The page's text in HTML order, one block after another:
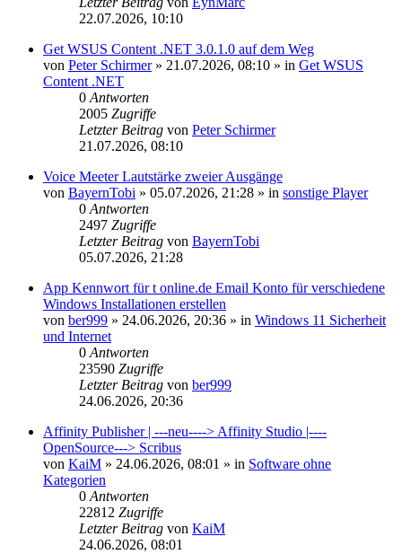
22.07.2026, 10:10
Get WSUS Content .NET 3.0.1.0 auf dem Weg
von Peter Schirmer» 21.07.2026, 08:10 » in Get WSUS
Content .NET
0Antworten
2005 Zugriffe
Letzter Beitrag von Peter Schirmer
21.07.2026, 08:10
Voice Meeter Lautstärke zweier Ausgänge
von BayernTobi » 05.07.2026, 21:28 » in sonstige Player
0Antworten
2497 Zugriffe
Letzter Beitrag von BayernTobi
05.07.2026, 21:28
App Kennwort für t online.de Email Konto für verschiedene
Windows Installationen erstellen
von ber999 » 24.06.2026, 20:36 » in Windows 11 Sicherheit
und Internet
0Antworten
23590 Zugriffe
Letzter Beitrag von ber999
24.06.2026, 20:36
Affinity Publisher | ---neu----> Affinity Studio |----
OpenSource---> Scribus
von KaiM » 24.06.2026, 08:01 » in Software ohne
Kategorien
0Antworten
22812 Zugriffe
Letzter Beitrag von KaiM
24.06.2026, 08:01